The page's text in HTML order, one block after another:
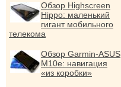
Обзор Highscreen
Hippo: маленький
гигант мобильного
телекома
Обзор Garmin-ASUS
M10e: навигация
«из коробки»